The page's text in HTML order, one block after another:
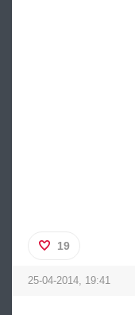
19
25-04-2014, 19:41